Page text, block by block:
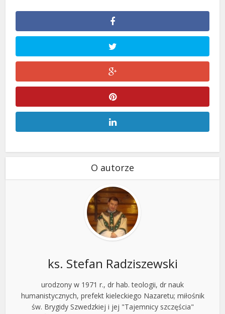
O autorze
ks. Stefan Radziszewski
urodzony w 1971 r., dr hab. teologii, dr nauk
humanistycznych, prefekt kieleckiego Nazaretu; miłośnik
św. Brygidy Szwedzkiej i jej "Tajemnicy szczęścia"